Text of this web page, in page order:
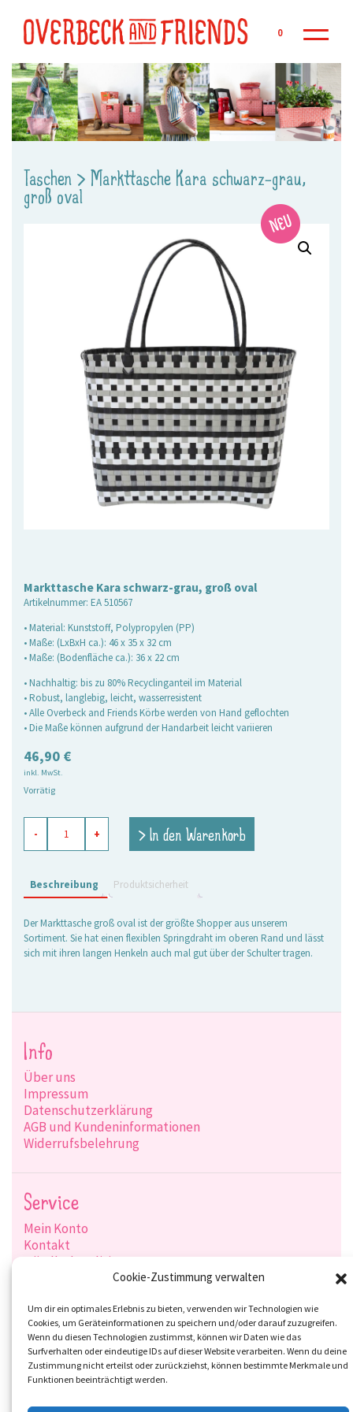
Cookie-Zustimmung verwalten
Um dir ein optimales Erlebnis zu bieten, verwenden wir Technologien wie
Cookies, um Geräteinformationen zu speichern und/oder darauf zuzugreifen.
Wenn du diesen Technologien zustimmst, können wir Daten wie das
Surfverhalten oder eindeutige IDs auf dieser Website verarbeiten. Wenn du deine
Zustimmung nicht erteilst oder zurückziehst, können bestimmte Merkmale und
Funktionen beeinträchtigt werden.
0
Taschen > Markttasche Kara schwarz-grau,
groß oval
Markttasche Kara schwarz-grau, groß oval
Artikelnummer: EA 510567
• Material: Kunststoff, Polypropylen (PP)
• Maße: (LxBxH ca.): 46 x 35 x 32 cm
• Maße: (Bodenfläche ca.): 36 x 22 cm
• Nachhaltig: bis zu 80% Recyclinganteil im Material
• Robust, langlebig, leicht, wasserresistent
• Alle Overbeck and Friends Körbe werden von Hand geflochten
• Die Maße können aufgrund der Handarbeit leicht variieren
46,90 €
inkl. MwSt.
Vorrätig
Kara
schwarz-
groß
oval
- + > In den Warenkorb
Beschreibung Produktsicherheit
Der Markttasche groß oval ist der größte Shopper aus unserem
Sortiment. Sie hat einen flexiblen Springdraht im oberen Rand und lässt
sich mit ihren langen Henkeln auch mal gut über der Schulter tragen.
Info
Über uns
Impressum
Datenschutzerklärung
AGB und Kundeninformationen
Widerrufsbelehrung
Service
Mein Konto
Kontakt
Händlerkonditionen
Zahlungsarten
Social-Media